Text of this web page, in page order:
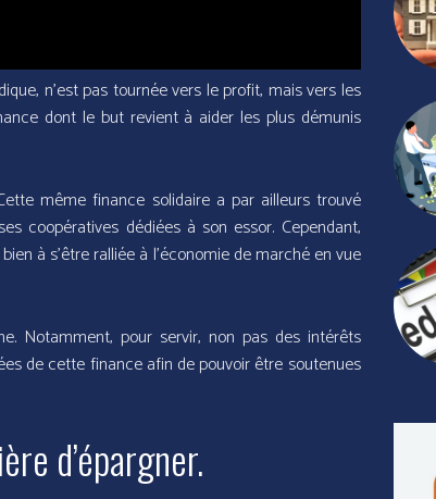
n’est pas tournée vers le profit, mais vers les
dont le but revient à aider les plus démunis
même finance solidaire a par ailleurs trouvé
coopératives dédiées à son essor. Cependant,
à s’être ralliée à l’économie de marché en vue
Notamment, pour servir, non pas des intérêts
de cette finance afin de pouvoir être soutenues
d’épargner.